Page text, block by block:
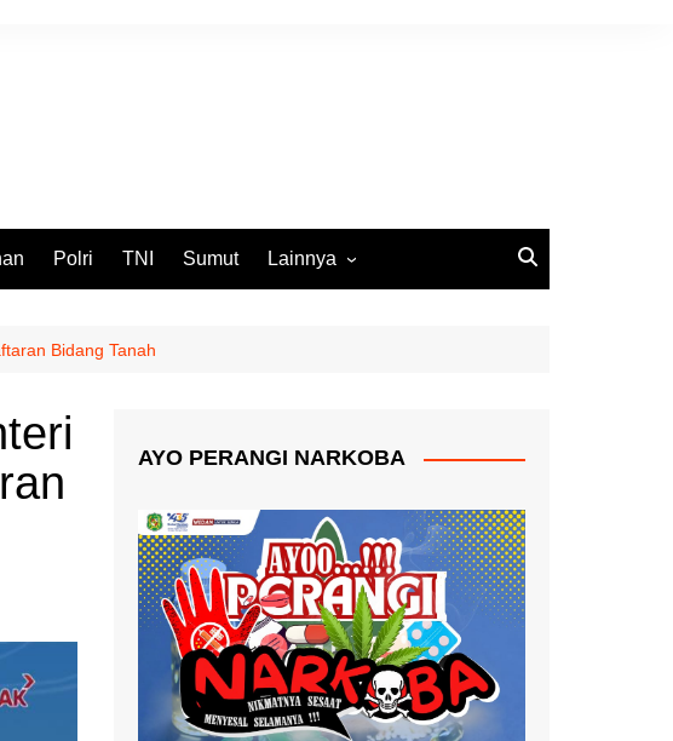
Polri TNI Sumut Lainnya
Bidang Tanah
AYO PERANGI NARKOBA